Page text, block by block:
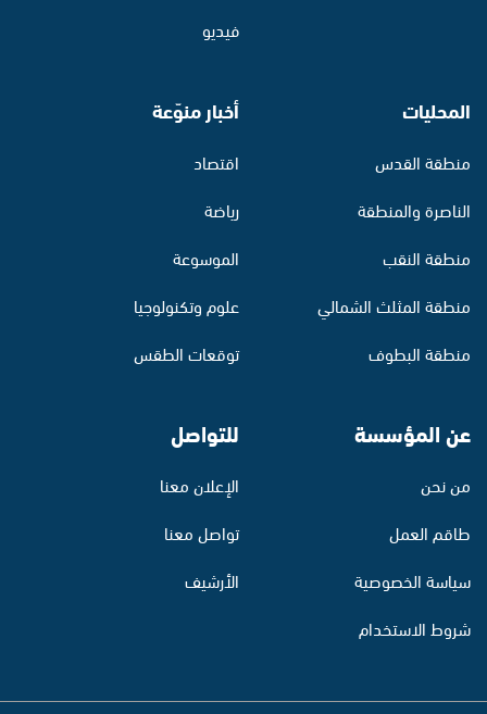
فيديو
المحليات
منطقة القدس
الناصرة والمنطقة
منطقة النقب
منطقة المثلث الشمالي
منطقة البطوف
أخبار منوّعة
اقتصاد
رياضة
الموسوعة
علوم وتكنولوجيا
توقعات الطقس
عن المؤسسة
من نحن
طاقم العمل
سياسة الخصوصية
شروط الاستخدام
للتواصل
الإعلان معنا
تواصل معنا
الأرشيف